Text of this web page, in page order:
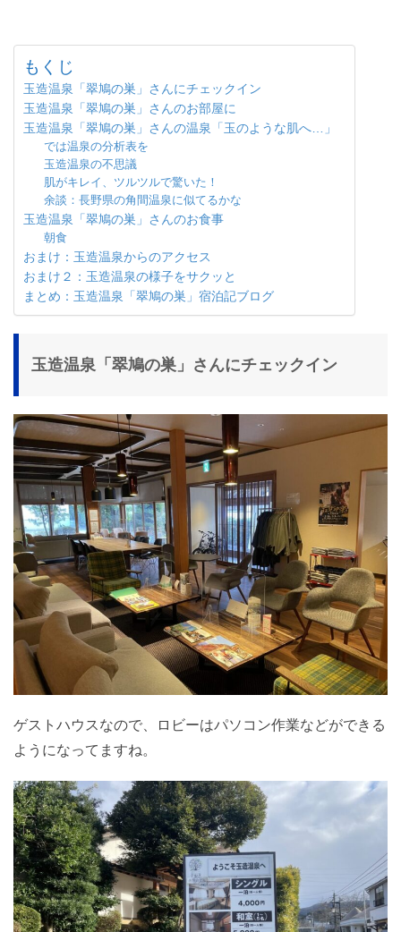
もくじ
玉造温泉「翠鳩の巣」さんにチェックイン
玉造温泉「翠鳩の巣」さんのお部屋に
玉造温泉「翠鳩の巣」さんの温泉「玉のような肌へ…」
では温泉の分析表を
玉造温泉の不思議
肌がキレイ、ツルツルで驚いた！
余談：長野県の角間温泉に似てるかな
玉造温泉「翠鳩の巣」さんのお食事
朝食
おまけ：玉造温泉からのアクセス
おまけ２：玉造温泉の様子をサクッと
まとめ：玉造温泉「翠鳩の巣」宿泊記ブログ
玉造温泉「翠鳩の巣」さんにチェックイン
ゲストハウスなので、ロビーはパソコン作業などができる
ようになってますね。